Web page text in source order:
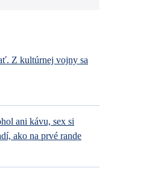
Z kultúrnej vojny sa
ani kávu, sex si
ako na prvé rande